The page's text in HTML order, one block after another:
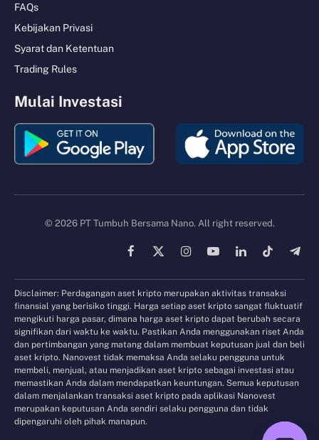
FAQs
Kebijakan Privasi
Syarat dan Ketentuan
Trading Rules
Mulai Investasi
© 2026 PT Tumbuh Bersama Nano. All right reserved.
Facebook
X
InstagramYouTubeLinkedInTikTok
Disclaimer: Perdagangan aset kripto merupakan aktivitas transaksi
finansial yang berisiko tinggi. Harga setiap aset kripto sangat fluktuatif
mengikuti harga pasar, dimana harga aset kripto dapat berubah secara
signifikan dari waktu ke waktu. Pastikan Anda menggunakan riset Anda
dan pertimbangan yang matang dalam membuat keputusan jual dan beli
aset kripto. Nanovest tidak memaksa Anda selaku pengguna untuk
membeli, menjual, atau menjadikan aset kripto sebagai investasi atau
memastikan Anda dalam mendapatkan keuntungan. Semua keputusan
dalam menjalankan transaksi aset kripto pada aplikasi Nanovest
merupakan keputusan Anda sendiri selaku pengguna dan tidak
dipengaruhi oleh pihak manapun.